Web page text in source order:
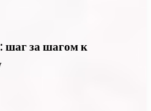
шаг за шагом к